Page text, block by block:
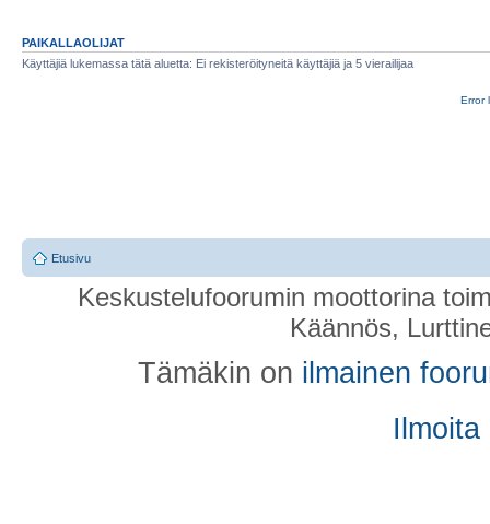
PAIKALLAOLIJAT
Käyttäjiä lukemassa tätä aluetta: Ei rekisteröityneitä käyttäjiä ja 5 vierailijaa
Error
Etusivu
Keskustelufoorumin moottorina
Käännös,
Tämäkin on ilmainen